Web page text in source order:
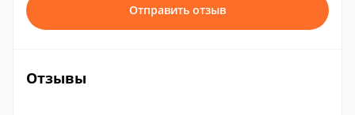
Отправить отзыв
Отзывы